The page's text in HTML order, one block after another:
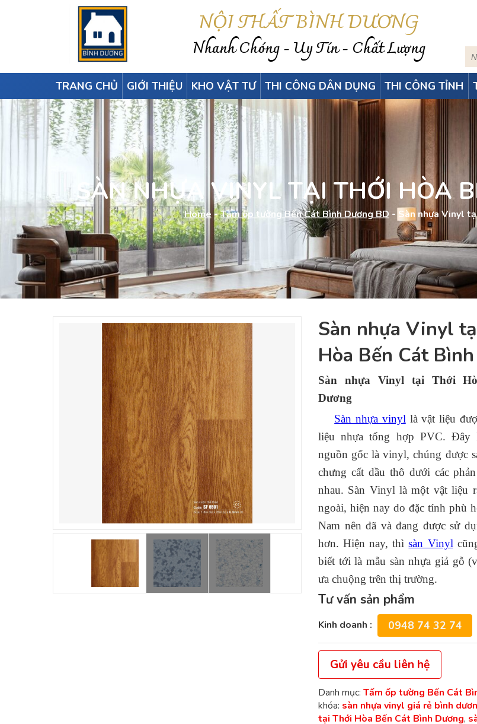
NỘI THẤT BÌNH DƯƠNG
Nhanh Chóng - Uy Tín - Chất Lượng
TRANG CHỦ GIỚI THIỆU KHO VẬT TƯ THI CÔNG DÂN DỤNG THI CÔNG TỈNH
SÀN NHỰA VINYL TẠI THỚI HÒA
Home-Tấm ốp tường Bến Cát Bình Dương BD- Sàn nhựa Vinyl
Sàn nhựa Vinyl
Hòa Bến Cát
Sàn nhựa Vinyl tại Thới
Dương
Sàn nhựa vinyl là vật liệu
liệu nhựa tổng hợp PVC. Đây
nguồn gốc là vinyl, chúng được
chưng cất dầu thô dưới các
nhau. Sàn Vinyl là một vật liệu
ngoài, hiện nay do đặc tính phù
Nam nên đã và đang được sử
hơn. Hiện nay, thìsàn Vinyl
biết tới là mẫu sàn nhựa giả gỗ
ưa chuộng trên thị trường.
Tư vấn sản phẩm
Kinh doanh : 0948 74 32 74
Gửi yêu cầu liên hệ
Danh mục: Tấm ốp tường Bến Cát
khóa: sàn nhựa vinyl giá rẻ bình
tại Thới Hòa Bến Cát Bình Dương,